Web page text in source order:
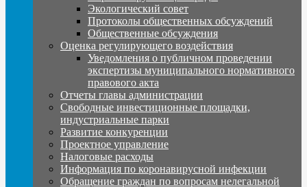
Экологический совет
Протоколы общественных обсуждений
Общественные обсуждения
Оценка регулирующего воздействия
Уведомления о публичном проведении
экспертизы муниципального нормативного
правового акта
Отчеты главы администрации
Свободные инвестиционные площадки,
индустриальные парки
Развитие конкуренции
Проектное управление
Налоговые расходы
Информация по коронавирусной инфекции
Обращение граждан по вопросам нелегальной